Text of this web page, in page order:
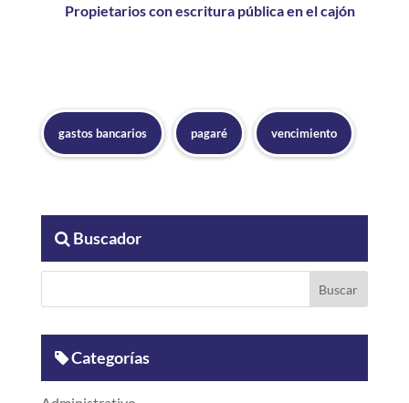
Propietarios con escritura pública en el cajón
gastos bancarios pagaré vencimiento
Buscador
Categorías